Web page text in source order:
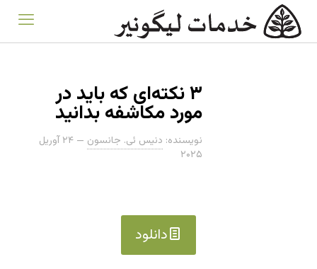
۳ نکته‌ای که باید در
مورد مکاشفه بدانید
نویسنده: دنیس ئی. جانسون —
۲۴ آوریل
۲۰۲۵
دانلود